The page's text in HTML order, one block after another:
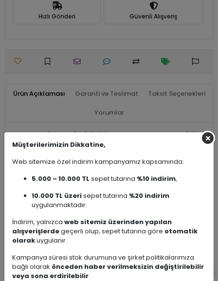
Hızlı Gönderi Güvenli Alışveriş
Ürün Açıklaması Garanti ve Teslimat Taksit Seçenekleri
Yorumlar
KENZO VE ZİRVE SERİLERİMİZ İÇİN 2 ADET YEDEK MONTAJ PİMİ.
Müşterilerimizin Dikkatine,
Web sitemize özel indirim kampanyamız kapsamında:
5.000 – 10.000 TL sepet tutarına %10 indirim,
10.000 TL üzerisepet tutarına %20 indirim
uygulanmaktadır.
İndirim, yalnızca web sitemiz üzerinden yapılan
alışverişlerdegeçerli olup, sepet tutarına göre otomatik
olarakuygulanır.
Kampanya süresi stok durumuna ve şirket politikalarımıza
bağlı olarak önceden haber verilmeksizin değiştirilebilir
veya sona erdirilebilir.